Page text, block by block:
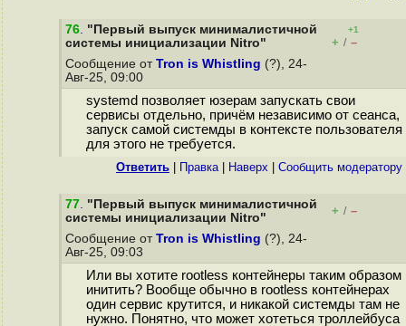
76. "Первый выпуск минималистичной
системы инициализации Nitro"
+1
+ / –
Сообщение от Tron is Whistling (?), 24-
Авг-25, 09:00
systemd позволяет юзерам запускать свои
сервисы отдельно, причём независимо от сеанса,
запуск самой системды в контексте пользователя
для этого не требуется.
Ответить Правка| Наверх Cообщить модератору
77. "Первый выпуск минималистичной
системы инициализации Nitro"
+ / –
Сообщение от Tron is Whistling (?), 24-
Авг-25, 09:03
Или вы хотите rootless контейнеры таким образом
инитить? Вообще обычно в rootless контейнерах
один сервис крутится, и никакой системды там не
нужно. Понятно, что может хотеться троллейбуса